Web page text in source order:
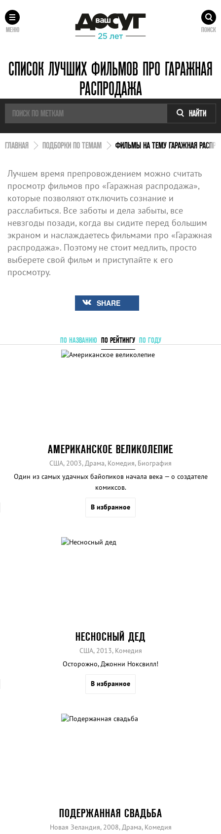
МЕНЮ ПОИСК
СПИСОК ЛУЧШИХ ФИЛЬМОВ ПРО ГАРАЖНАЯ
РАСПРОДАЖА
НАЙТИ
ГЛАВНАЯ ПОДБОРКИ ПО ТЕМАМ ФИЛЬМЫ НА ТЕМУ ГАРАЖНАЯ
Лучшем время препровождением можно считать
просмотр фильмов про «Гаражная распродажа»,
которые позволяют отключить сознание и
расслабиться. Все заботы и дела забыты, все
невзгоды позади, когда вы сидите перед большим
экраном и наслаждаетесь фильмами про «Гаражная
распродажа». Поэтому не стоит медлить, просто
выберете свой фильм и приступайте к его
просмотру.
SHARE
ПО НАЗВАНИЮ ПО РЕЙТИНГУ ПО ГОДУ
АМЕРИКАНСКОЕ ВЕЛИКОЛЕПИЕ
США, 2003, Драма, Комедия, Биография
Один из самых удачных байопиков начала века — о создателе
комиксов.
В избранное
НЕСНОСНЫЙ ДЕД
США, 2013, Комедия
Осторожно, Джонни Ноксвилл!
В избранное
ПОДЕРЖАННАЯ СВАДЬБА
Новая Зеландия, 2008, Драма, Комедия